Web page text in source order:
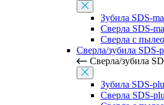
Зубила SDS-
Сверла SDS-
Сверла с
Сверла/зубила SDS-
Сверла/зубила
Зубила SDS-
Сверла SDS-